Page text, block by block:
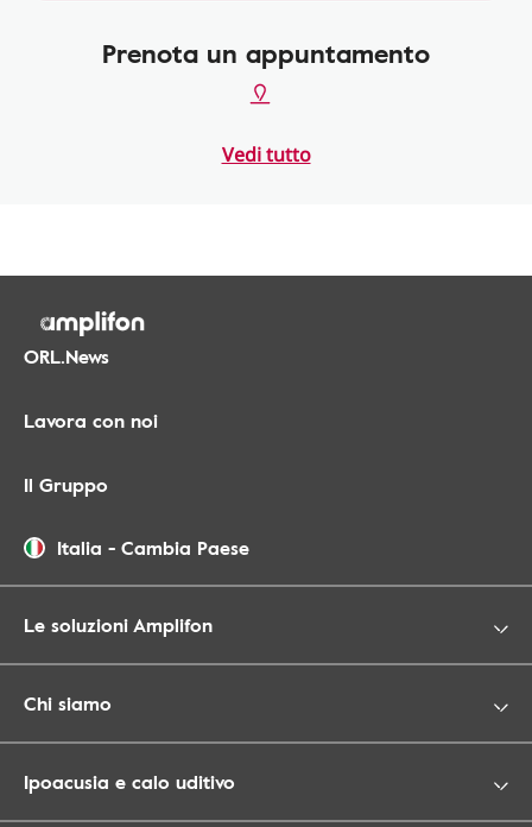
Prenota un appuntamento
Vedi tutto
ORL.News
Lavora con noi
Il Gruppo
Italia - Cambia Paese
Le soluzioni Amplifon
Chi siamo
Ipoacusia e calo uditivo